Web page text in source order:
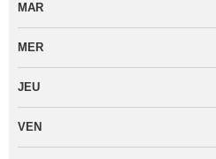
MAR
MER
JEU
VEN